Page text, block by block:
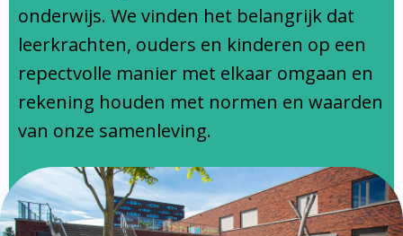
onderwijs. We vinden het belangrijk dat
leerkrachten, ouders en kinderen op een
repectvolle manier met elkaar omgaan en
rekening houden met normen en waarden
van onze samenleving.